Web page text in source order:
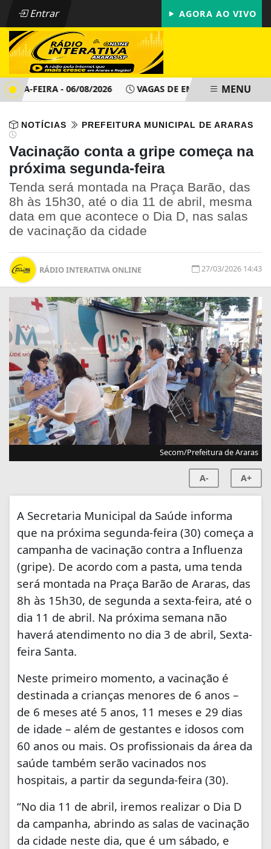
Entrar AGORA AO VIVO
FEIRA - 06/08/2026 VAGAS DE EMPREGO - PATMENU
NOTÍCIAS PREFEITURA MUNICIPAL DE ARARAS
Vacinação conta a gripe começa na
próxima segunda-feira
Tenda será montada na Praça Barão, das
8h às 15h30, até o dia 11 de abril, mesma
data em que acontece o Dia D, nas salas
de vacinação da cidade
RÁDIO INTERATIVA ONLINE 27/03/2026 14:43
Secom/Prefeitura de Araras
A- A+
A Secretaria Municipal da Saúde informa
que na próxima segunda-feira (30) começa a
campanha de vacinação contra a Influenza
(gripe). De acordo com a pasta, uma tenda
será montada na Praça Barão de Araras, das
8h às 15h30, de segunda a sexta-feira, até o
dia 11 de abril. Na próxima semana não
haverá atendimento no dia 3 de abril, Sexta-
feira Santa.
Neste primeiro momento, a vacinação é
destinada a crianças menores de 6 anos –
de 6 meses até 5 anos, 11 meses e 29 dias
de idade – além de gestantes e idosos com
60 anos ou mais. Os profissionais da área da
saúde também serão vacinados nos
hospitais, a partir da segunda-feira (30).
“No dia 11 de abril, iremos realizar o Dia D
da campanha, abrindo as salas de vacinação
da cidade neste dia, que é um sábado, e